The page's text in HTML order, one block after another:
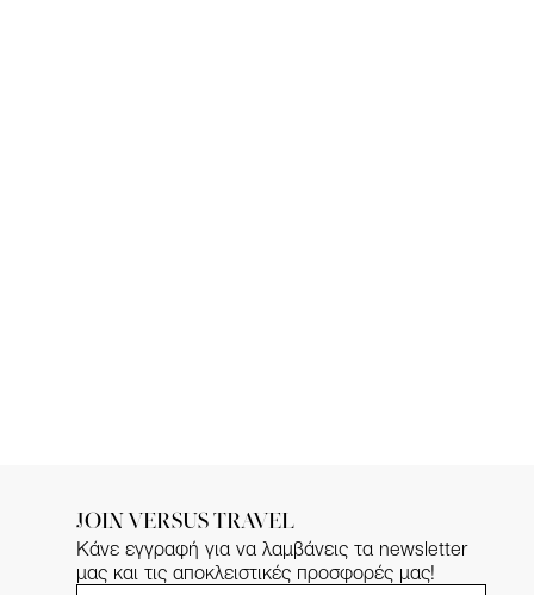
JOIN VERSUS TRAVEL
Κάνε εγγραφή για να λαμβάνεις τα newsletter
μας και τις αποκλειστικές προσφορές μας!